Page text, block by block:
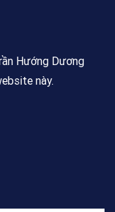
Hướng Dương
này.